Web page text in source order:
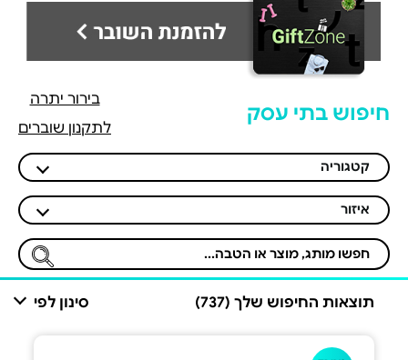
חיפוש בתי עסק
בירור יתרה
לתקנון שוברים
קטגוריה
איזור
תוצאות החיפוש שלך (737) סינון לפי